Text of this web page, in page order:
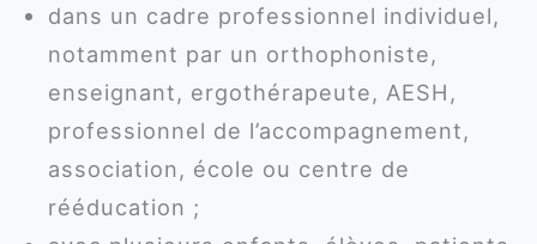
dans un cadre professionnel individuel,
notamment par un orthophoniste,
enseignant, ergothérapeute, AESH,
professionnel de l’accompagnement,
association, école ou centre de
rééducation ;